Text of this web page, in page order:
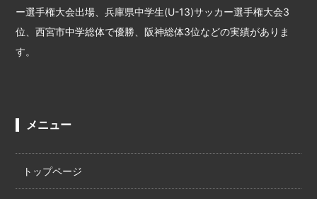
ー選手権大会出場、兵庫県中学生(U-13)サッカー選手権大会3
位、西宮市中学総体で優勝、阪神総体3位などの実績がありま
す。
メニュー
トップページ